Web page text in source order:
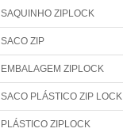
SAQUINHO ZIPLOCK
SACO ZIP
EMBALAGEM ZIPLOCK
SACO PLÁSTICO ZIP LOCK
PLÁSTICO ZIPLOCK